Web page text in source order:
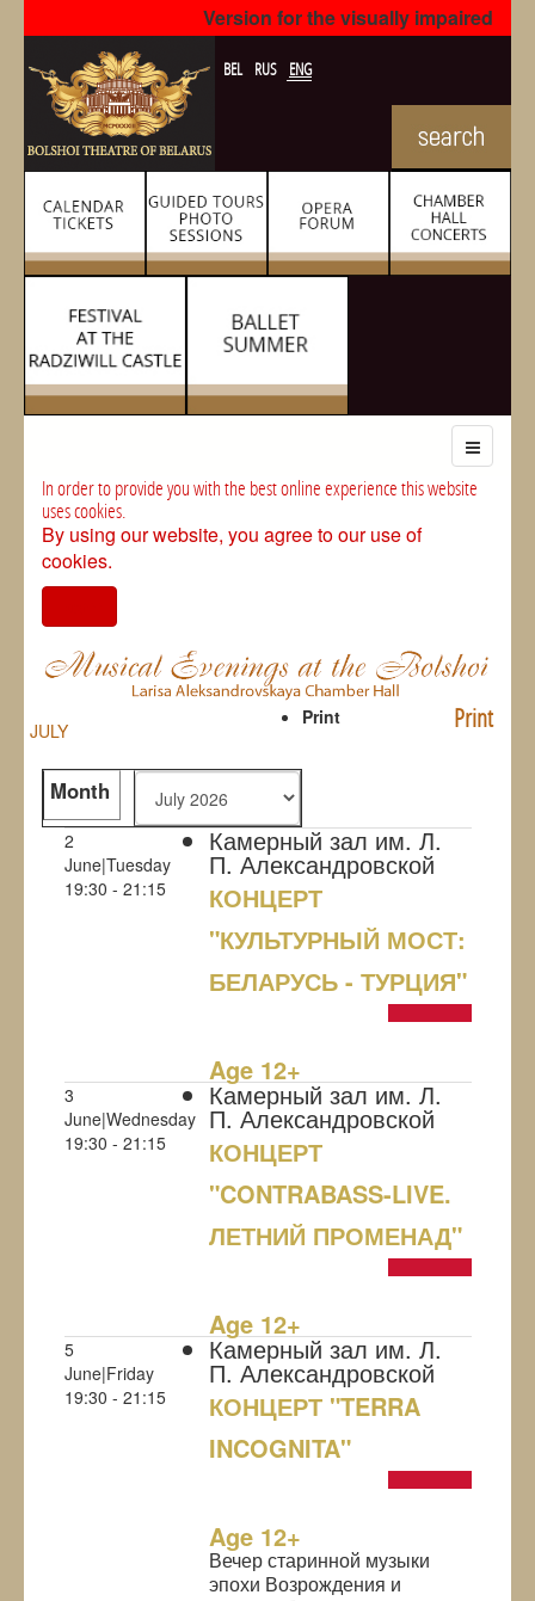
Version for the visually impaired
BEL RUS ENG
In order to provide you with the best online experience this website
uses cookies.
By using our website, you agree to our use of
cookies.
JULY
Month
Print
Print
2
June|Tuesday
19:30 - 21:15
Камерный зал им. Л.
П. Александровской
КОНЦЕРТ
"КУЛЬТУРНЫЙ МОСТ:
БЕЛАРУСЬ - ТУРЦИЯ"
Age 12+
3
June|Wednesday
19:30 - 21:15
Камерный зал им. Л.
П. Александровской
КОНЦЕРТ
"CONTRABASS-LIVE.
ЛЕТНИЙ ПРОМЕНАД"
Age 12+
5
June|Friday
19:30 - 21:15
Камерный зал им. Л.
П. Александровской
КОНЦЕРТ "TERRA
INCOGNITA"
Age 12+
Вечер старинной музыки
эпохи Возрождения и